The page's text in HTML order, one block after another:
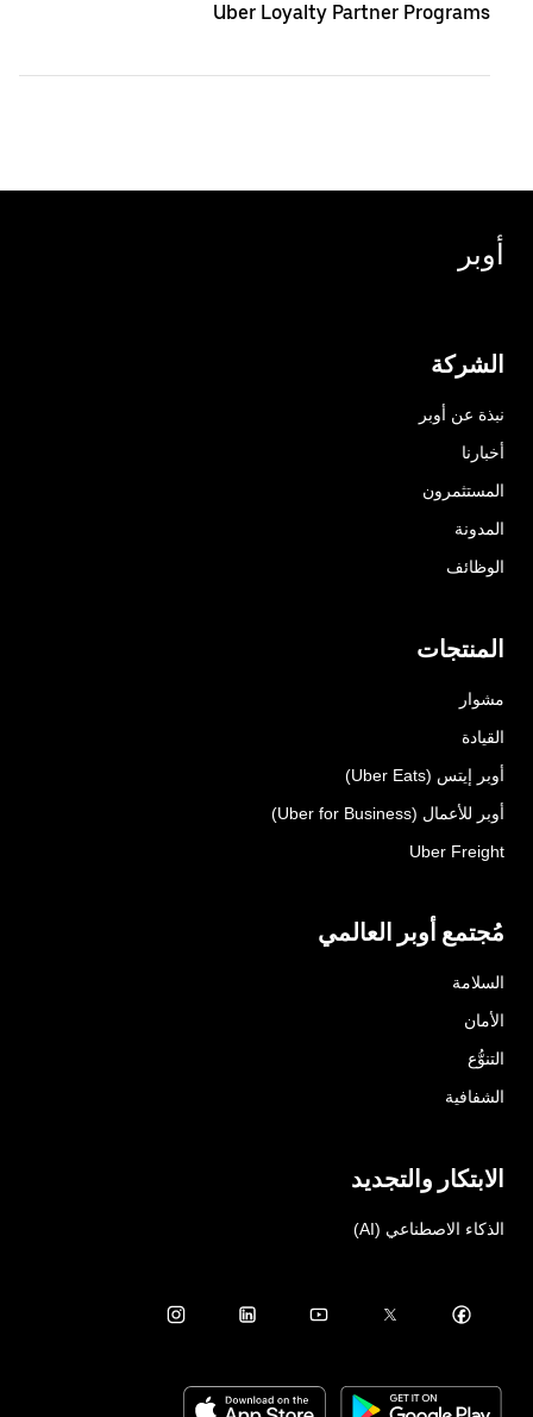
Uber Loyalty Partner Programs
أوبر
الشركة
نبذة عن أوبر
أخبارنا
المستثمرون
المدونة
الوظائف
المنتجات
مشوار
القيادة
أوبر إيتس (Uber Eats)
أوبر للأعمال (Uber for Business)
Uber Freight
مُجتمع أوبر العالمي
السلامة
الأمان
التنوُّع
الشفافية
الابتكار والتجديد
الذكاء الاصطناعي (AI)